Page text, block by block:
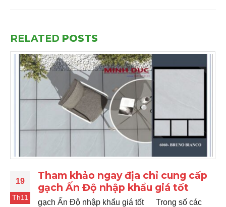
RELATED POSTS
19
Th11
Tham khảo ngay địa chỉ cung cấp
gạch Ấn Độ nhập khẩu giá tốt
gạch Ấn Độ nhập khẩu giá tốt Trong số các